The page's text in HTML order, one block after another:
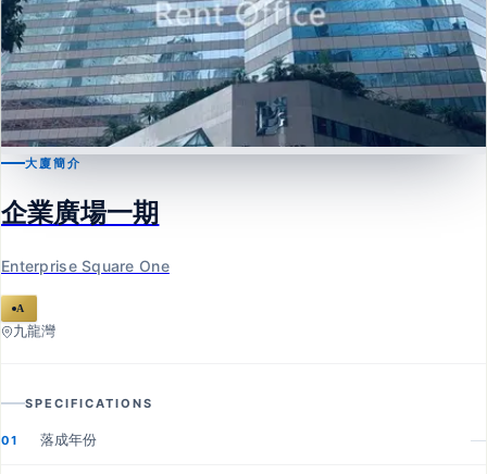
企業廣場一期
Enterprise Square One
大廈簡介
企業廣場一期
Enterprise Square One
A
九龍灣
SPECIFICATIONS
01 落成年份 —